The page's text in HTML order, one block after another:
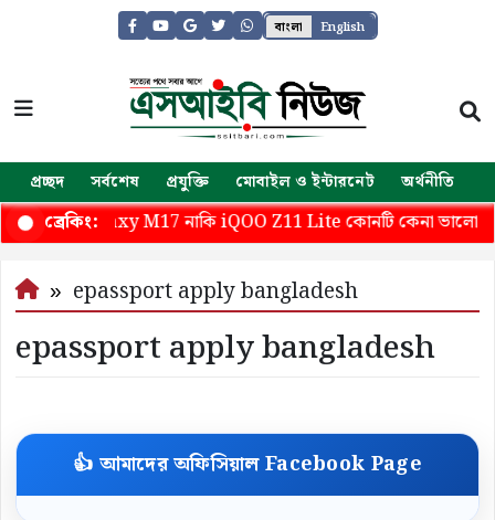
বাংলা English
প্রচ্ছদ সর্বশেষ প্রযুক্তি মোবাইল ও ইন্টারনেট অর্থনীতি
ব্রেকিং:
Galaxy M17 নাকি iQOO Z11 Lite কোনটি কেনা ভালো
epassport apply bangladesh
epassport apply bangladesh
👍 আমাদের অফিসিয়াল Facebook Page